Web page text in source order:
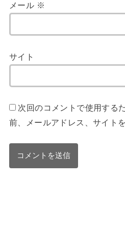
メール ※
サイト
次回のコメントで使用する
前、メールアドレス、サイト